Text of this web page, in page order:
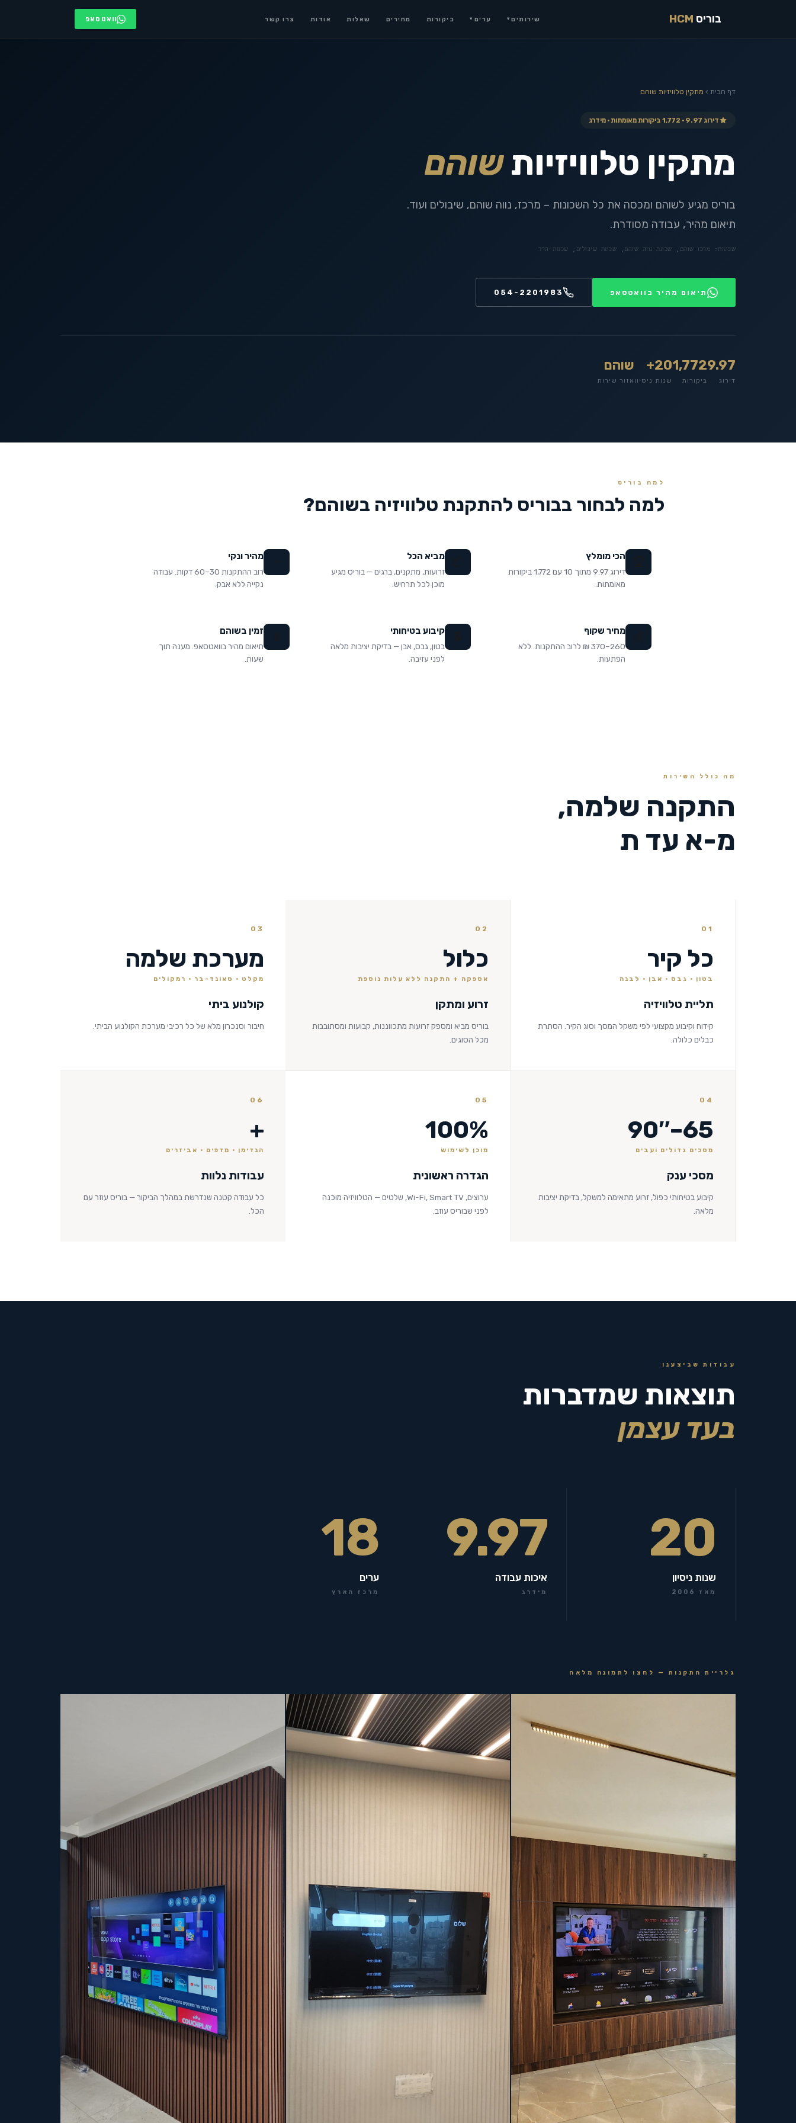
שירותים ▾ ערים ▾ ביקורות מחירים שאלות אודות צרו קשר וואטסאפ בוריס HCM
דף הבית › מתקין טלוויזיות שוהם
דירוג 9.97 · 1,772 ביקורות מאומתות · מידרג
מתקין טלוויזיות שוהם
בוריס מגיע לשוהם ומכסה את כל השכונות – מרכז, נווה שוהם, שיבולים ועוד.
תיאום מהיר, עבודה מסודרת.
שכונות: מרכז שוהם, שכונת נווה שוהם, שכונת שיבולים, שכונת הדר
תיאום מהיר בוואטסאפ 054-2201983
9.97
דירוג
1,772
ביקורות
20+
שנות ניסיון
שוהם
אזור שירות
למה בוריס
למה לבחור בבוריס להתקנת טלוויזיה בשוהם?
הכי מומלץ
דירוג 9.97 מתוך 10 עם 1,772 ביקורות
מאומתות.
מביא הכל
זרועות, מתקנים, ברגים — בוריס מגיע
מוכן לכל תרחיש.
מהיר ונקי
רוב ההתקנות 30–60 דקות. עבודה
נקייה ללא אבק.
מחיר שקוף
260–370 ₪ לרוב ההתקנות. ללא
הפתעות.
קיבוע בטיחותי
בטון, גבס, אבן — בדיקת יציבות מלאה
לפני עזיבה.
זמין בשוהם
תיאום מהיר בוואטסאפ. מענה תוך
שעות.
מה כולל השירות
התקנה שלמה,
מ-א עד ת
01
כל קיר
בטון · גבס · אבן · לבנה
תליית טלוויזיה
קידוח וקיבוע מקצועי לפי משקל המסך וסוג הקיר. הסתרת
כבלים כלולה.
02
כלול
אספקה + התקנה ללא עלות נוספת
זרוע ומתקן
בוריס מביא ומספק זרועות מתכווננות, קבועות ומסתובבות
מכל הסוגים.
03
מערכת שלמה
מקלט · סאונד-בר · רמקולים
קולנוע ביתי
חיבור וסנכרון מלא של כל רכיבי מערכת הקולנוע הביתי.
04
65–90″
מסכים גדולים ועבים
מסכי ענק
קיבוע בטיחותי כפול, זרוע מתאימה למשקל, בדיקת יציבות
מלאה.
05
100%
מוכן לשימוש
הגדרה ראשונית
ערוצים, Wi-Fi, Smart TV, שלטים — הטלוויזיה מוכנה
לפני שבוריס עוזב.
06
+
הנדימן · מדפים · אביזרים
עבודות נלוות
כל עבודה קטנה שנדרשת במהלך הביקור — בוריס עוזר עם
הכל.
עבודות שביצענו
תוצאות שמדברות
בעד עצמן
20
שנות ניסיון
מאז 2006
9.97
איכות עבודה
מידרג
18
ערים
מרכז הארץ
גלריית התקנות — לחצו לתמונה מלאה